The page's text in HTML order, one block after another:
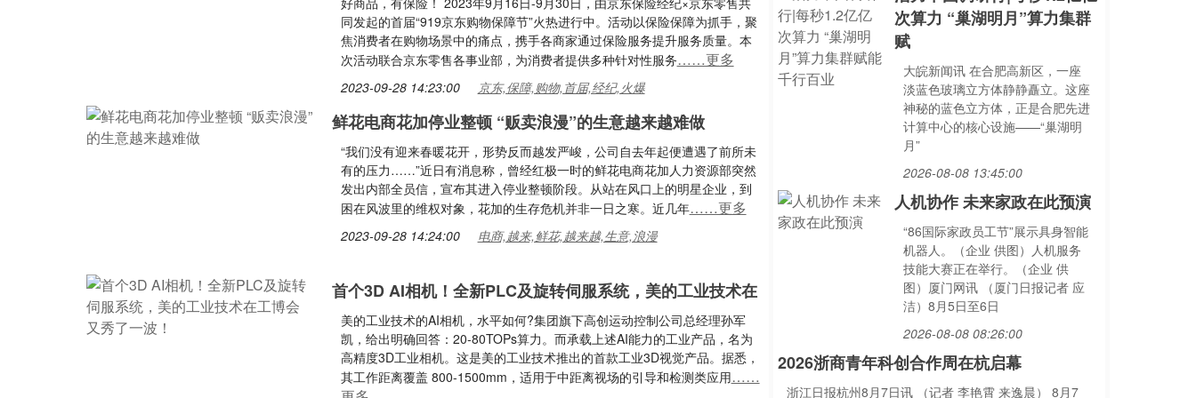
同发起的首届“919京东购物保障节”火热进行中。活动以保险保障为抓手，聚
焦消费者在购物场景中的痛点，携手各商家通过保险服务提升服务质量。本
次活动联合京东零售各事业部，为消费者提供多种针对性服务……更多
2023-09-28 14:23:00 京东,保障,购物,首届,经纪,火爆
鲜花电商花加停业整顿 “贩卖浪漫”的生意越来越难做
“我们没有迎来春暖花开，形势反而越发严峻，公司自去年起便遭遇了前所未
有的压力……”近日有消息称，曾经红极一时的鲜花电商花加人力资源部突然
发出内部全员信，宣布其进入停业整顿阶段。从站在风口上的明星企业，到
困在风波里的维权对象，花加的生存危机并非一日之寒。近几年……更多
2023-09-28 14:24:00 电商,越来,鲜花,越来越,生意,浪漫
首个3D AI相机！全新PLC及旋转伺服系统，美的工业技术在
美的工业技术的AI相机，水平如何?集团旗下高创运动控制公司总经理孙军
凯，给出明确回答：20-80TOPs算力。而承载上述AI能力的工业产品，名为
高精度3D工业相机。这是美的工业技术推出的首款工业3D视觉产品。据悉，
其工作距离覆盖 800-1500mm，适用于中距离视场的引导和检测类应用……
次算力 “巢湖明月”算力集群
赋
大皖新闻讯 在合肥高新区，一座
淡蓝色玻璃立方体静静矗立。这座
神秘的蓝色立方体，正是合肥先进
计算中心的核心设施——“巢湖明
月”
2026-08-08 13:45:00
人机协作 未来家政在此预演
“86国际家政员工节”展示具身智能
机器人。（企业 供图）人机服务
技能大赛正在举行。（企业 供
图）厦门网讯 （厦门日报记者 应
洁）8月5日至6日
2026-08-08 08:26:00
2026浙商青年科创合作周在杭启幕
浙江日报杭州8月7日讯 （记者 李艳霄 来逸晨） 8月7